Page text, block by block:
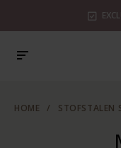
HOME / STOFSTALEN